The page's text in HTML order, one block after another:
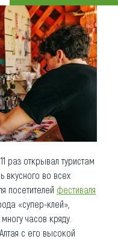
раз открывал туристам
вкусного во всех
посетителей фестиваля
«супер-клей»,
часов кряду.
с его высокой